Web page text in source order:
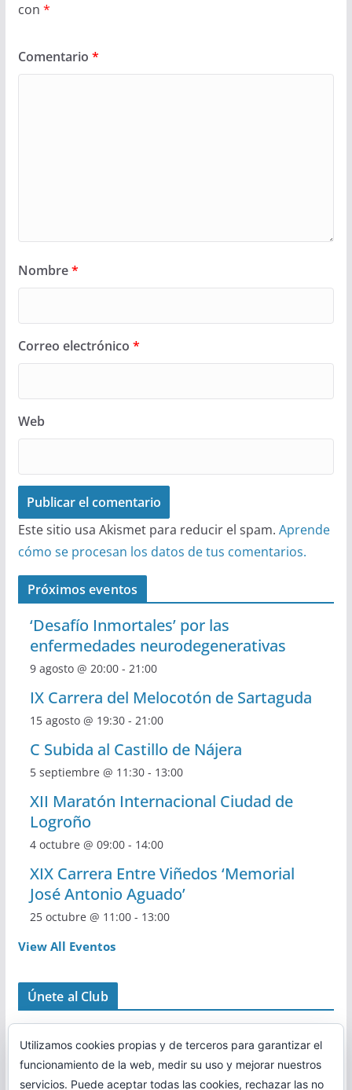
con *
Comentario *
Nombre*
Correo electrónico *
Web
Este sitio usa Akismet para reducir el spam. Aprende
cómo se procesan los datos de tus comentarios.
Próximos eventos
‘Desafío Inmortales’ por las
enfermedades neurodegenerativas
9 agosto @ 20:00- 21:00
IX Carrera del Melocotón de Sartaguda
15 agosto @ 19:30- 21:00
C Subida al Castillo de Nájera
5 septiembre @ 11:30- 13:00
XII Maratón Internacional Ciudad de
Logroño
4 octubre @ 09:00- 14:00
XIX Carrera Entre Viñedos ‘Memorial
José Antonio Aguado’
25 octubre @ 11:00- 13:00
View All Eventos
Únete al Club
Utilizamos cookies propias y de terceros para garantizar el
funcionamiento de la web, medir su uso y mejorar nuestros
servicios. Puede aceptar todas las cookies, rechazar las no